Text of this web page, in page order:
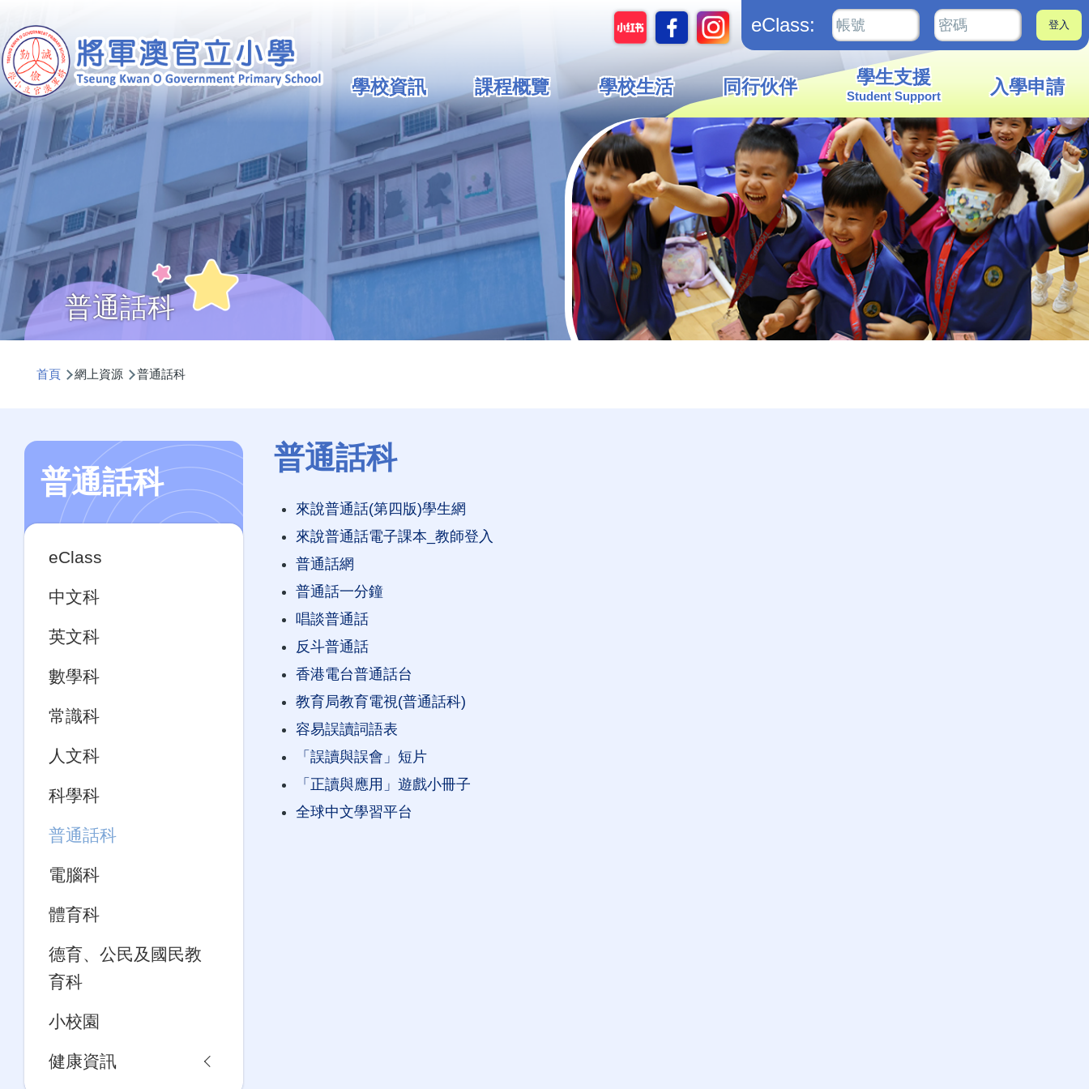
eClass:
Main
navigation
學校資訊 課程概覽 學校生活 同行伙伴 學生支援
Student Support 入學申請
普通話科
航
結
首頁 網上資源 普通話科
普通話科
來說普通話(第四版)學生網
來說普通話電子課本_教師登入
普通話網
普通話一分鐘
唱談普通話
反斗普通話
香港電台普通話台
教育局教育電視(普通話科)
容易誤讀詞語表
「誤讀與誤會」短片
「正讀與應用」遊戲小冊子
全球中文學習平台
普通話科
Main
navigation
eClass
中文科
英文科
數學科
常識科
人文科
科學科
普通話科
電腦科
體育科
德育、公民及國民教
育科
小校園
健康資訊